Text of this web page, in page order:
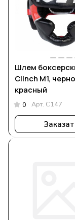
Шлем
Clinch M1,
красный
0 Арт. C147